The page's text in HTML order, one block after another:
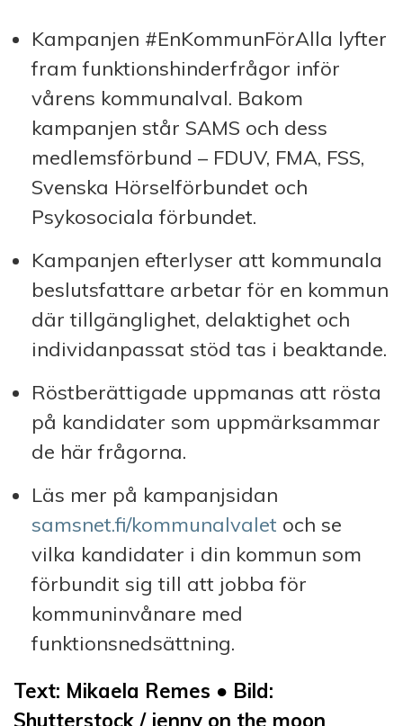
Kampanjen #EnKommunFörAlla lyfter
fram funktionshinderfrågor inför
vårens kommunalval. Bakom
kampanjen står SAMS och dess
medlemsförbund – FDUV, FMA, FSS,
Svenska Hörselförbundet och
Psykosociala förbundet.
Kampanjen efterlyser att kommunala
beslutsfattare arbetar för en kommun
där tillgänglighet, delaktighet och
individanpassat stöd tas i beaktande.
Röstberättigade uppmanas att rösta
på kandidater som uppmärksammar
de här frågorna.
Läs mer på kampanjsidan
samsnet.fi/kommunalvalet och se
vilka kandidater i din kommun som
förbundit sig till att jobba för
kommuninvånare med
funktionsnedsättning.
Text: Mikaela Remes ● Bild: